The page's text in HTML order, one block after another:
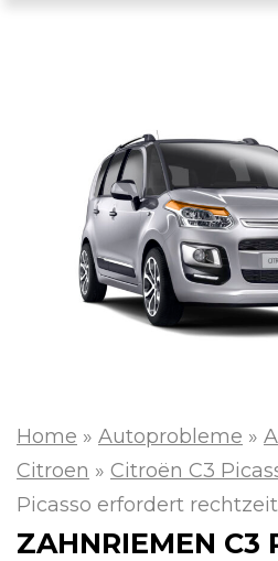
Home » Autoprobleme »
Citroen » Citroën C3
Picasso erfordert
ZAHNRIEMEN C3